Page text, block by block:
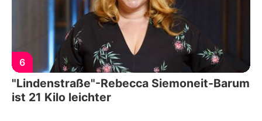
6
"Lindenstraße"-Rebecca Siemoneit-Barum
ist 21 Kilo leichter